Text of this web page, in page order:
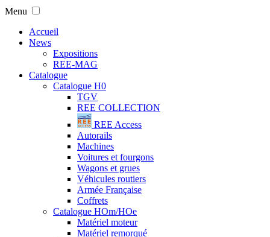
Menu
Accueil
News
Expositions
REE-MAG
Catalogue
Catalogue H0
TGV
REE COLLECTION
REE Access
Autorails
Machines
Voitures et fourgons
Wagons et grues
Véhicules routiers
Armée Française
Coffrets
Catalogue HOm/HOe
Matériel moteur
Matériel remorqué